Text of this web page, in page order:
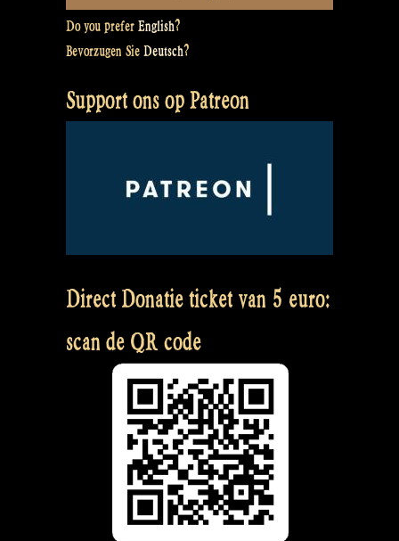
Do you prefer English?
Bevorzugen Sie Deutsch?
Support ons op Patreon
Direct Donatie ticket van 5 euro:
scan de QR code